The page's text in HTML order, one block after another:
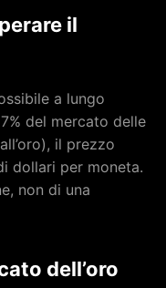
il
a lungo
del mercato delle
il prezzo
dollari per moneta.
non di una
dell’oro